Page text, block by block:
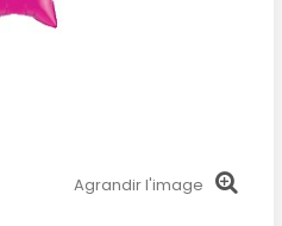
Agrandir l'image